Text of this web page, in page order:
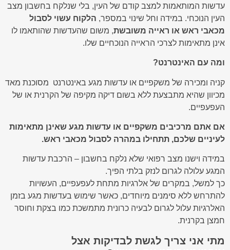
עדשות המותאמות למצב קודם של העין, בלי שנלקח בחשבון מצב
העין הנוכחי. במידה וחל שינוי במספר, הלקוח עשוי לסבול
מכאבי ראש או ראייה משובשת, משום שהעדשות שהותאמו לו
אינן מתאימות לצרכי הראייה הנוכחיים שלו.
ומה עם האינטרנט?
קניה ומכירה של משקפיים או עדשות מגע באינטרנט מסוכנת מאד
מכיוון שהיא מתבצעת ללא בשום דיקה מקיפה של הקרנית או של
העפעפיים.
אם אתם מרכיבים משקפיים או עדשות מגע שאינן מתאימות
לעיניים שלכם, תתחילו במהרה לסבול מכאבי ראש.
במידה וישנו מצב רפואי שלא נלקח בחשבון – הרכבת עדשות
המגע עלולה לגרום לנזק בלתי הפיך.
כך למשל, במקרים של אלרגיות מתחת לעפעפיים, העשויות
להתרחש ללא סימנים מיוחדים, כאשר שימוש בעדשות מגע בזמן
האלרגיות עלול לגרום לבעיה כרונית מתמשכת כמו בצקת וחוסר
חמצן בקרנית.
מתי אני צריך לגשת לבדיקות אצל